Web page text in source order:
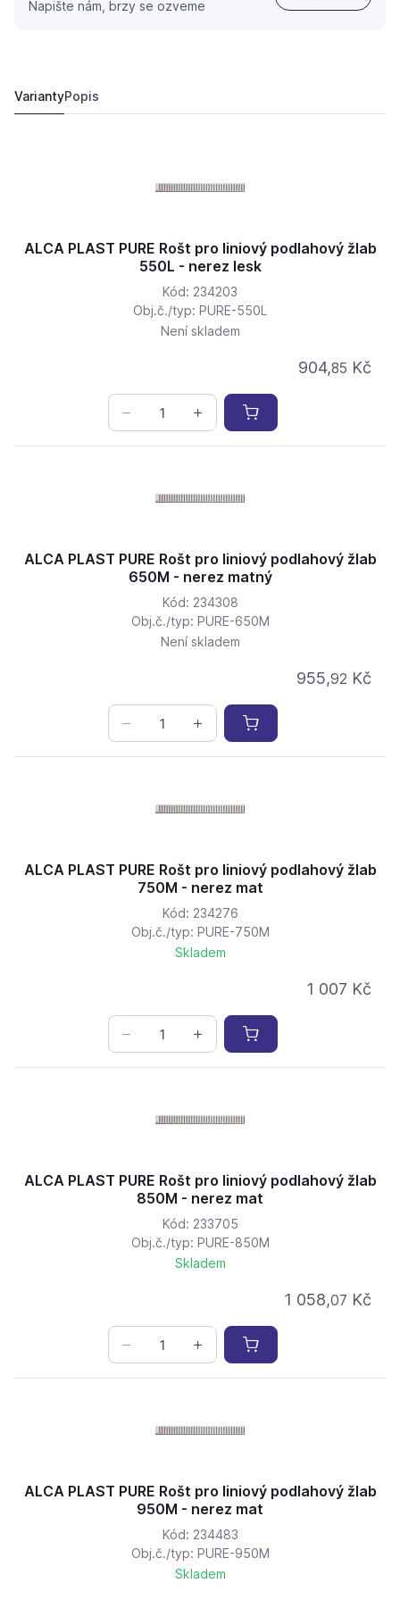
Napište nám, brzy se ozveme
VariantyPopis
ALCA PLAST PURE Rošt pro liniový podlahový žlab
550L - nerez lesk
Kód: 234203
Obj.č./typ: PURE-550L
Není skladem
904,85 Kč
ALCA PLAST PURE Rošt pro liniový podlahový žlab
650M - nerez matný
Kód: 234308
Obj.č./typ: PURE-650M
Není skladem
955,92 Kč
ALCA PLAST PURE Rošt pro liniový podlahový žlab
750M - nerez mat
Kód: 234276
Obj.č./typ: PURE-750M
Skladem
1 007 Kč
ALCA PLAST PURE Rošt pro liniový podlahový žlab
850M - nerez mat
Kód: 233705
Obj.č./typ: PURE-850M
Skladem
1 058,07 Kč
ALCA PLAST PURE Rošt pro liniový podlahový žlab
950M - nerez mat
Kód: 234483
Obj.č./typ: PURE-950M
Skladem